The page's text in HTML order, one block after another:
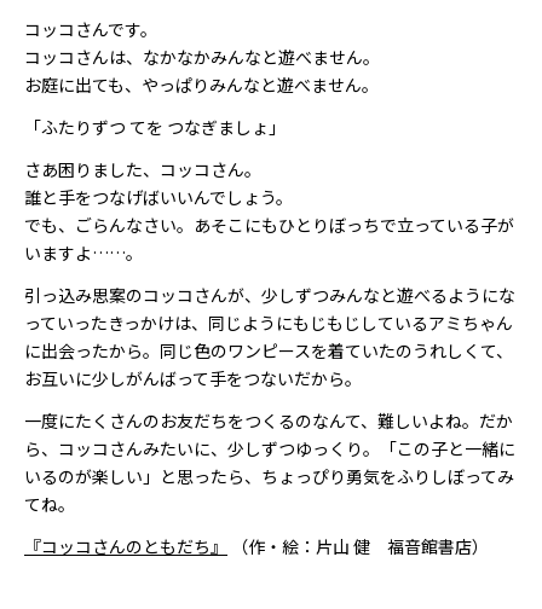
コッコさんです。
コッコさんは、なかなかみんなと遊べません。
お庭に出ても、やっぱりみんなと遊べません。
「ふたりずつ てを つなぎましょ」
さあ困りました、コッコさん。
誰と手をつなげばいいんでしょう。
でも、ごらんなさい。あそこにもひとりぼっちで立っている子が
いますよ……。
引っ込み思案のコッコさんが、少しずつみんなと遊べるようにな
っていったきっかけは、同じようにもじもじしているアミちゃん
に出会ったから。同じ色のワンピースを着ていたのうれしくて、
お互いに少しがんばって手をつないだから。
一度にたくさんのお友だちをつくるのなんて、難しいよね。だか
ら、コッコさんみたいに、少しずつゆっくり。「この子と一緒に
いるのが楽しい」と思ったら、ちょっぴり勇気をふりしぼってみ
てね。
『コッコさんのともだち』
（作・絵：片山 健 福音館書店）